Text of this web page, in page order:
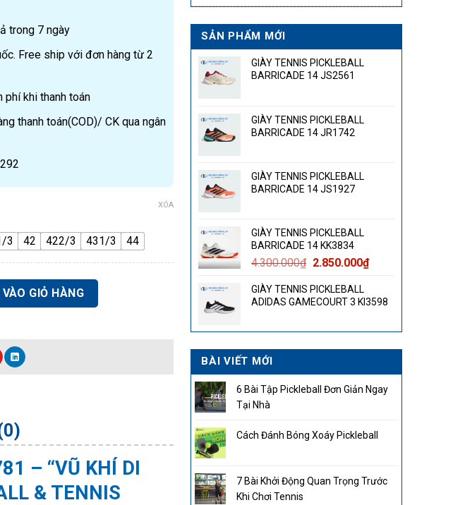
SẢN PHẨM MỚI
GIÀY TENNIS PICKLEBALL
BARRICADE 14 JS2561
GIÀY TENNIS PICKLEBALL
BARRICADE 14 JR1742
GIÀY TENNIS PICKLEBALL
BARRICADE 14 JS1927
GIÀY TENNIS PICKLEBALL
BARRICADE 14 KK3834
4.300.000₫ Giá
là:
4.300.000₫.
2.850.000₫Giá
là:
GIÀY TENNIS PICKLEBALL
ADIDAS GAMECOURT 3 KI3598
BÀI VIẾT MỚI
6 Bài Tập Pickleball Đơn Giản Ngay
Tại Nhà
Cách Đánh Bóng Xoáy Pickleball
7 Bài Khởi Động Quan Trọng Trước
Khi Chơi Tennis
trong 7 ngày
Free ship với đơn hàng từ 2
phí khi thanh toán
thanh toán(COD)/ CK qua ngân
3 42 422/3 431/3 44
XÓA
2.0 KI0781 số lượng
GIỎ HÀNG
– “VŨ KHÍ DI
& TENNIS